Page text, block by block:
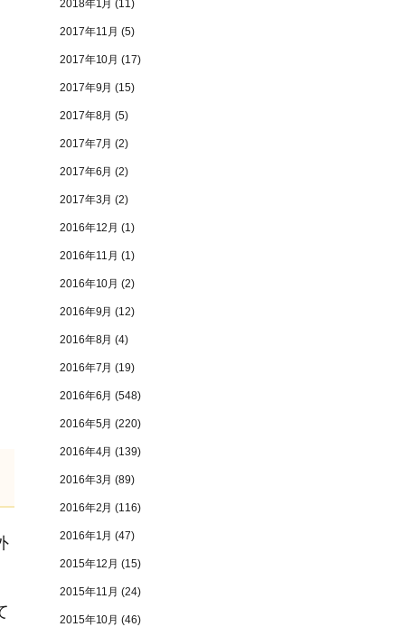
2018年1月 (11)
2017年11月 (5)
2017年10月 (17)
2017年9月 (15)
2017年8月 (5)
2017年7月 (2)
2017年6月 (2)
2017年3月 (2)
2016年12月 (1)
2016年11月 (1)
2016年10月 (2)
2016年9月 (12)
2016年8月 (4)
2016年7月 (19)
2016年6月 (548)
2016年5月 (220)
2016年4月 (139)
2016年3月 (89)
2016年2月 (116)
2016年1月 (47)
2015年12月 (15)
2015年11月 (24)
2015年10月 (46)